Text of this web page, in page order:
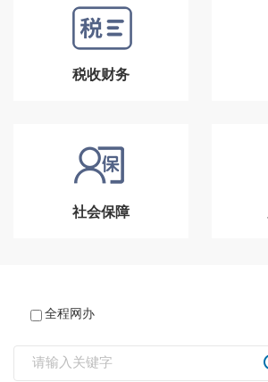
税收财务
社会保障
全程网办